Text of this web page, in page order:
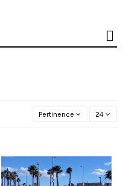
Pertinence 24